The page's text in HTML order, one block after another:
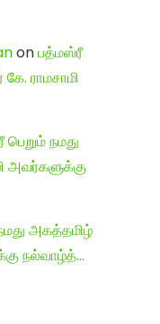
onபத்மஸ்ரீ
ராமசாமி
நமது
அவர்களுக்கு
அகத்தமிழ்
நல்வாழ்த்…